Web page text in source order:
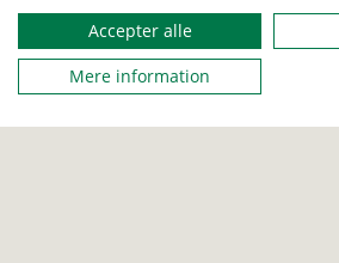
Er du ny?
Accepter alle
Mere information